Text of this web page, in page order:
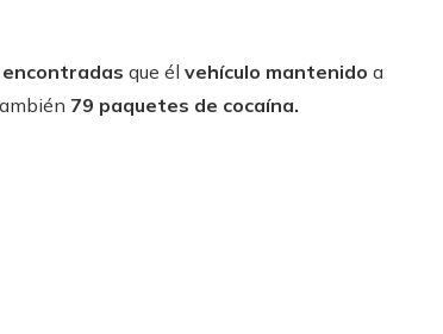
que él vehículo mantenido a
79 paquetes de cocaína.